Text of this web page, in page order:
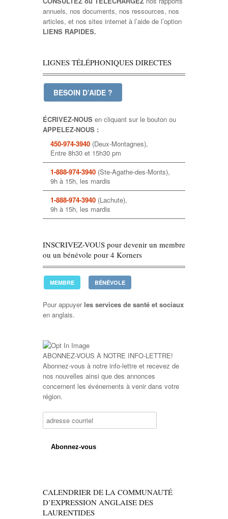
annuels, nos documents, nos ressources, nos
articles, et nos sites internet à l’aide de l’option
LIENS RAPIDES.
LIGNES TÉLÉPHONIQUES DIRECTES
BESOIN D’AIDE ?
ÉCRIVEZ-NOUS en cliquant sur le bouton ou
APPELEZ-NOUS :
450-974-3940 (Deux-Montagnes),
Entre 8h30 et 15h30 pm
1-888-974-3940 (Ste-Agathe-des-Monts),
9h à 15h, les mardis
1-888-974-3940 (Lachute),
9h à 15h, les mardis
INSCRIVEZ-VOUS pour devenir un membre
ou un bénévole pour 4 Korners
MEMBRE BÉNÉVOLE
Pour appuyer les services de santé et sociaux
en anglais.
ABONNEZ-VOUS À NOTRE INFO-LETTRE!
Abonnez-vous à notre info-lettre et recevez de
nos nouvelles ainsi que des annonces
concernent les événements à venir dans votre
région.
CALENDRIER DE LA COMMUNAUTÉ
D’EXPRESSION ANGLAISE DES
LAURENTIDES